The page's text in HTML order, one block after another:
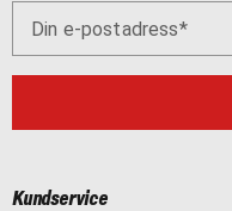
Din e-postadress
Kundservice